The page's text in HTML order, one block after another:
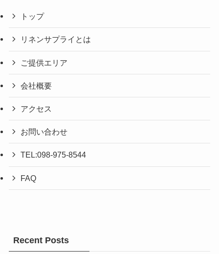
トップ
リネンサプライとは
ご提供エリア
会社概要
アクセス
お問い合わせ
TEL:098-975-8544
FAQ
Recent Posts